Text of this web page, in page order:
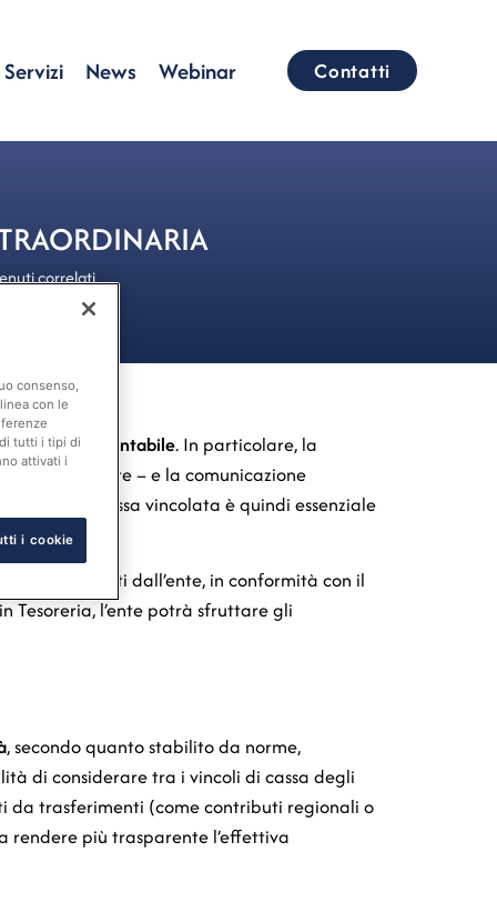
Servizi News Webinar Contatti
correlati
contabile. In particolare, la
del Tesoriere – e la comunicazione
della cassa vincolata è quindi essenziale
dei dati forniti dall’ente, in conformità con il
Tesoreria, l’ente potrà sfruttare gli
, secondo quanto stabilito da norme,
di considerare tra i vincoli di cassa degli
da trasferimenti (come contributi regionali o
rendere più trasparente l’effettiva
consenso,
con le
tutti i tipi di
attivati i
i cookie